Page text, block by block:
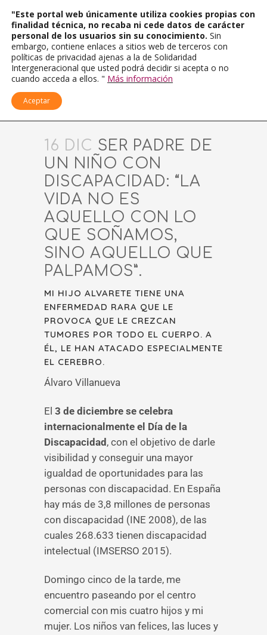
16 DIC SER PADRE DE
UN NIÑO CON
DISCAPACIDAD: “LA
VIDA NO ES
AQUELLO CON LO
QUE SOÑAMOS,
SINO AQUELLO QUE
PALPAMOS”.
MI HIJO ALVARETE TIENE UNA
ENFERMEDAD RARA QUE LE
PROVOCA QUE LE CREZCAN
TUMORES POR TODO EL CUERPO. A
ÉL, LE HAN ATACADO ESPECIALMENTE
EL CEREBRO.
Álvaro Villanueva
El 3 de diciembre se celebra
internacionalmente el Día de la
Discapacidad , con el objetivo de darle
visibilidad y conseguir una mayor
igualdad de oportunidades para las
personas con discapacidad. En España
hay más de 3,8 millones de personas
con discapacidad (INE 2008), de las
cuales 268.633 tienen discapacidad
intelectual (IMSERSO 2015).
Domingo cinco de la tarde, me
encuentro paseando por el centro
comercial con mis cuatro hijos y mi
mujer. Los niños van felices, las luces y
"Este portal web únicamente utiliza cookies propias con
finalidad técnica, no recaba ni cede datos de carácter
personal de los usuarios sin su conocimiento. Sin
embargo, contiene enlaces a sitios web de terceros con
políticas de privacidad ajenas a la de Solidaridad
Intergeneracional que usted podrá decidir si acepta o no
cuando acceda a ellos. " Más información
Aceptar